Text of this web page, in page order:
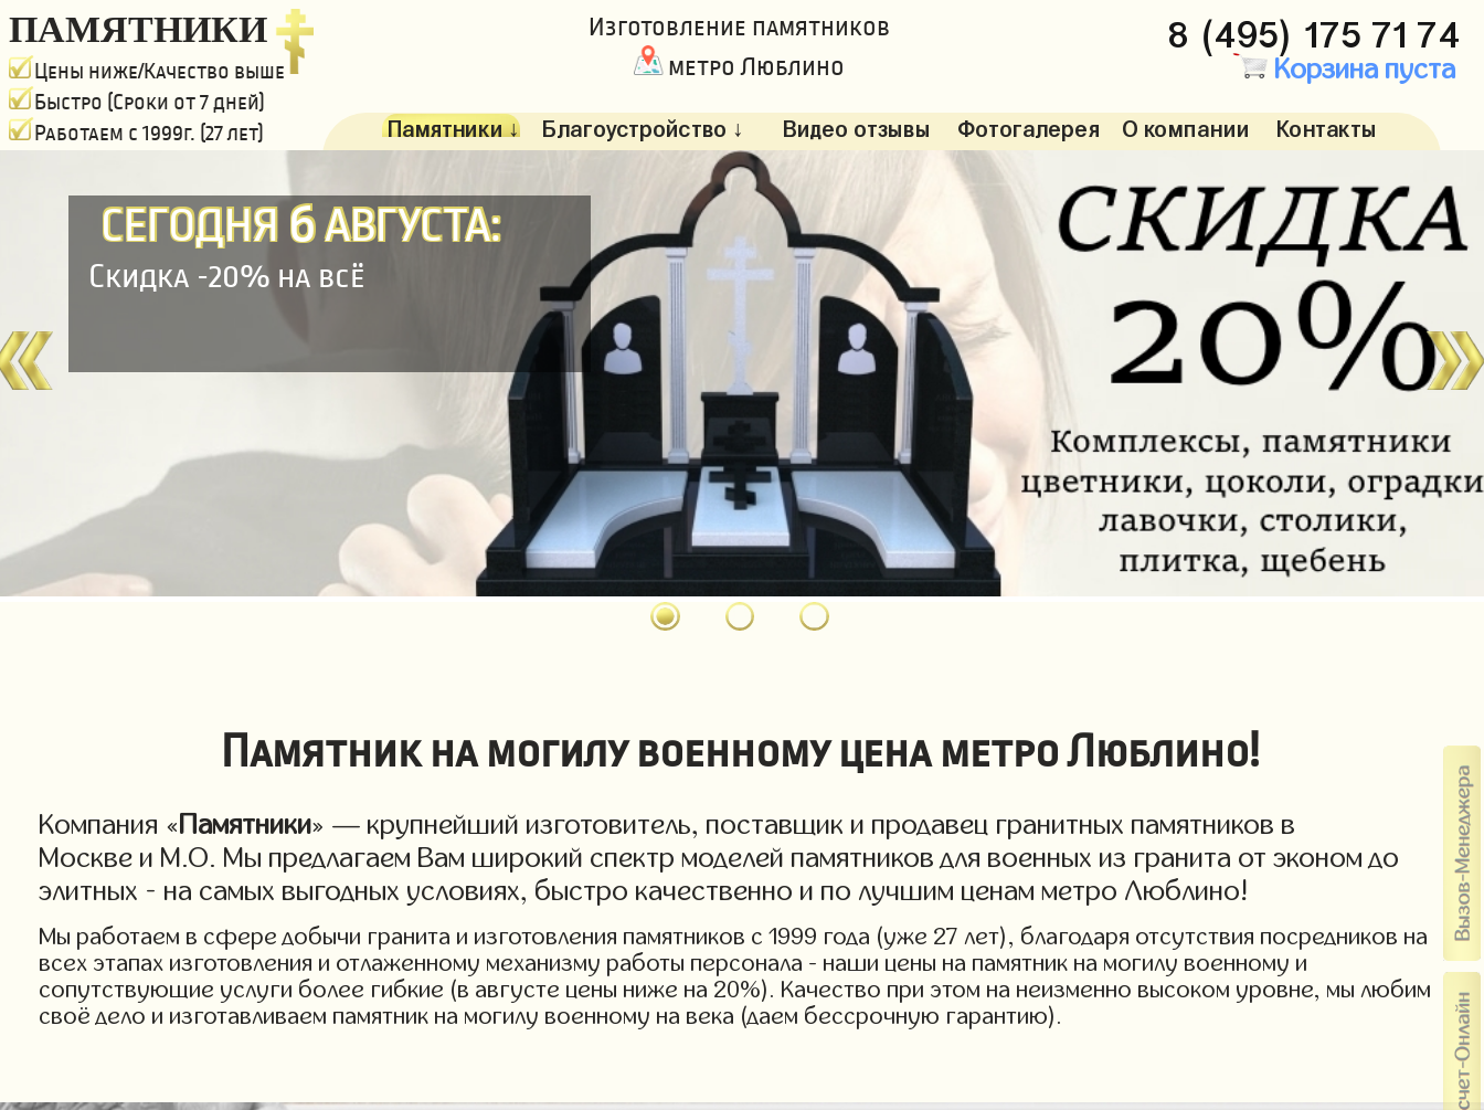
ПАМЯТНИКИ
Цены ниже/Качество выше
Быстро (Сроки от 7 дней)
Работаем с 1999г. (27 лет)
Изготовление памятников
метро Люблино
8 (495) 175 71 74
Корзина пуста
Памятники ↓ Благоустройство ↓ Видео отзывы Фотогалерея О компании Контакты
СЕГОДНЯ 6АВГУСТА:
Скидка -20% на всё
Памятник на могилу военному цена метро Люблино!
Компания « Памятники» — крупнейший изготовитель, поставщик и продавец гранитных памятников в
Москве и М.О. Мы предлагаем Вам широкий спектр моделей памятников для военных из гранита от эконом до
элитных - на самых выгодных условиях, быстро качественно и по лучшим ценам метро Люблино!
Мы работаем в сфере добычи гранита и изготовления памятников с 1999 года (уже 27 лет), благодаря отсутствия посредников на
всех этапах изготовления и отлаженному механизму работы персонала - наши цены на памятник на могилу военному и
сопутствующие услуги более гибкие (в августе цены ниже на 20%). Качество при этом на неизменно высоком уровне, мы любим
своё дело и изготавливаем памятник на могилу военному на века (даем бессрочную гарантию).